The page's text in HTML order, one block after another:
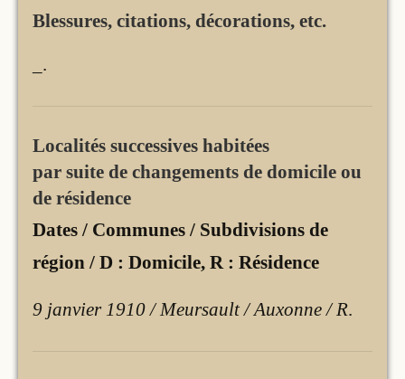
Blessures, citations, décorations, etc.
.
Localités successives habitées
par suite de changements de domicile ou
de résidence
Dates / Communes / Subdivisions de
région / D : Domicile, R : Résidence
9 janvier 1910 / Meursault / Auxonne / R.